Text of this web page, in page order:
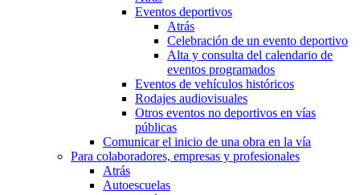
Eventos deportivos
Atrás
Celebración de un evento deportivo
Alta y consulta del calendario de
eventos programados
Eventos de vehículos históricos
Rodajes audiovisuales
Otros eventos no deportivos en vías
públicas
Comunicar el inicio de una obra en la vía
Para colaboradores, empresas y profesionales
Atrás
Autoescuelas